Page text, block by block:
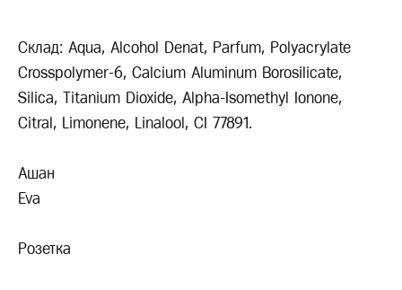
Склад: Aqua, Alcohol Denat, Parfum, Polyacrylate
Crosspolymer-6, Calcium Aluminum Borosilicate,
Silica, Titanium Dioxide, Alpha-Isomethyl Ionone,
Citral, Limonene, Linalool, CI 77891.
Ашан
Eva
Розетка